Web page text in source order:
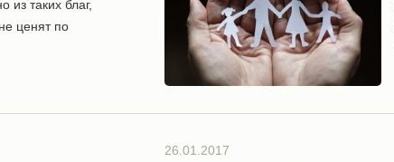
таких благ,
ценят по
26.01.2017